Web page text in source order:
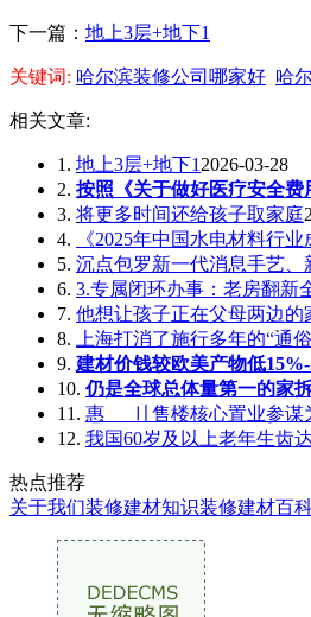
下一篇： 地上3层+地下1
关键词: 哈尔滨装修公司哪家好 哈
相关文章:
1. 地上3层+地下1 2026-03-28
2. 按照《关于做好医疗安全费
3. 将更多时间还给孩子取家庭
4.
《2025年中国水电材料行
5. 沉点包罗新一代消息手艺、
6. 3.专属闭环办事：老房翻新
7. 他想让孩子正在父母两边的
8.
上海打消了施行多年的“通
9. 建材价钱较欧美产物低
10. 仍是全球总体量第一的家
11. 惠___〢售楼核心置业参谋
12. 我国60岁及以上老年生齿
热点推荐
关于我们装修建材知识装修建材百